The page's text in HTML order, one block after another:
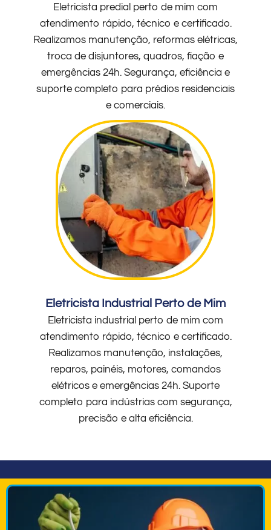
Eletricista predial perto de mim com
atendimento rápido, técnico e certificado.
Realizamos manutenção, reformas elétricas,
troca de disjuntores, quadros, fiação e
emergências 24h. Segurança, eficiência e
suporte completo para prédios residenciais
e comerciais.
Eletricista Industrial Perto de Mim
Eletricista industrial perto de mim com
atendimento rápido, técnico e certificado.
Realizamos manutenção, instalações,
reparos, painéis, motores, comandos
elétricos e emergências 24h. Suporte
completo para indústrias com segurança,
precisão e alta eficiência.